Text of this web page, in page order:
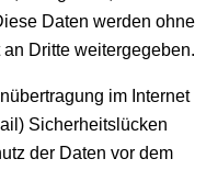
Daten werden ohne
Dritte weitergegeben.
im Internet
Sicherheitslücken
der Daten vor dem